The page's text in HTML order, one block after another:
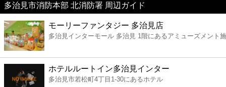
美容
コンビニ
薬局
多治見市消防本部 北消防署 周辺ガイド
モーリーファンタジー 多治見店
多治見インターモール 多治見 1階にあるアミューズメント
ホテルルートイン多治見インター
多治見市若松町4丁目1-30にあるホテル